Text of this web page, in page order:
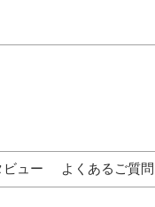
ュー よくあるご質問